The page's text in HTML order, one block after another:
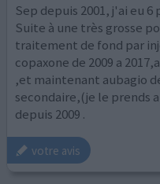
Sep depuis 2001, j'ai eu 6
Suite à une très grosse
traitement de fond par
copaxone de 2009 a
,et maintenant aubagio
secondaire,(je le prends
depuis 2009 .
votre avis